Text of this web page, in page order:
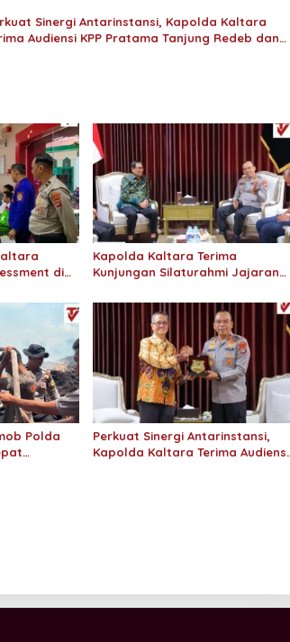
Sinergi Antarinstansi, Kapolda Kaltara
Audiensi KPP Pratama Tanjung Redeb dan
di
Kapolda Kaltara Terima
Kunjungan Silaturahmi Jajaran
Polda
Perkuat Sinergi Antarinstansi,
Kapolda Kaltara Terima Audiensi